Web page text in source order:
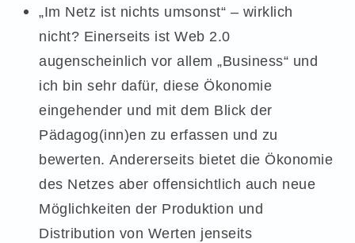
„Im Netz ist nichts umsonst“ – wirklich
nicht? Einerseits ist Web 2.0
augenscheinlich vor allem „Business“ und
ich bin sehr dafür, diese Ökonomie
eingehender und mit dem Blick der
Pädagog(inn)en zu erfassen und zu
bewerten. Andererseits bietet die Ökonomie
des Netzes aber offensichtlich auch neue
Möglichkeiten der Produktion und
Distribution von Werten jenseits